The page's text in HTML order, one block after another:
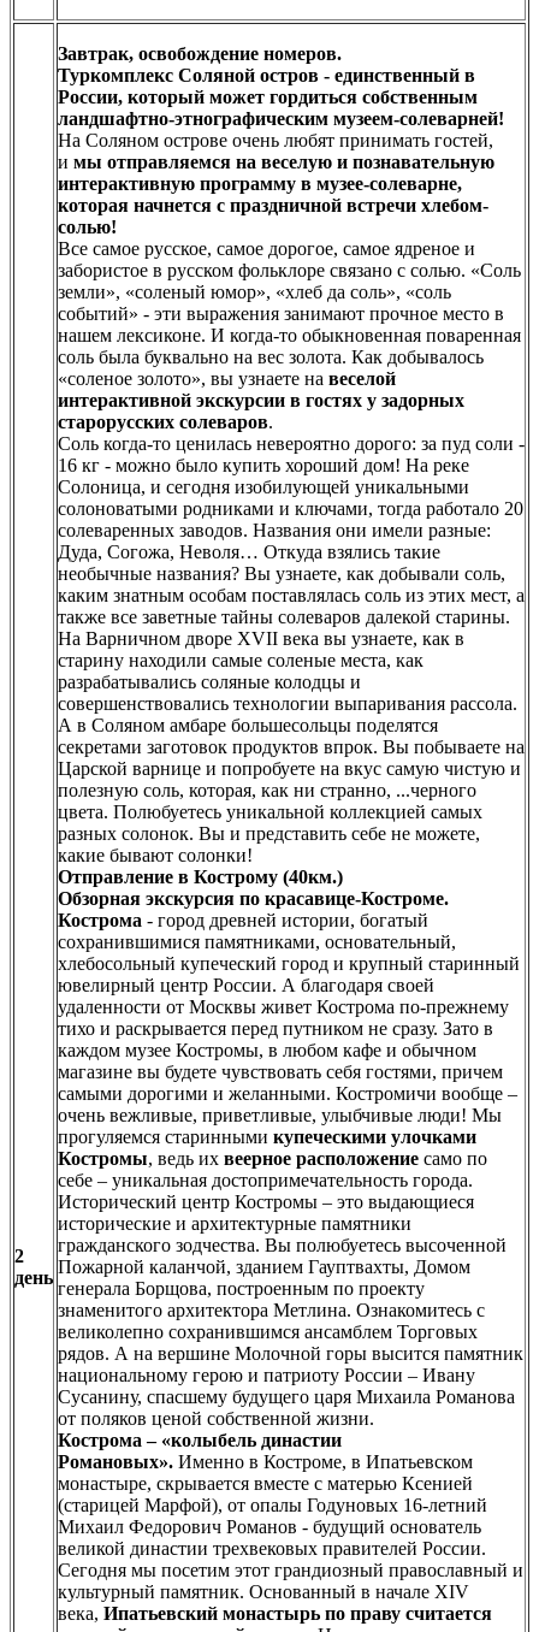
2
день
Завтрак, освобождение номеров.
Туркомплекс Соляной остров - единственный в
России, который может гордиться собственным
ландшафтно-этнографическим музеем-солеварней!
На Соляном острове очень любят принимать гостей,
и мы отправляемся на веселую и познавательную
интерактивную программу в музее-солеварне,
которая начнется с праздничной встречи хлебом-
солью!
Все самое русское, самое дорогое, самое ядреное и
забористое в русском фольклоре связано с солью. «Соль
земли», «соленый юмор», «хлеб да соль», «соль
событий» - эти выражения занимают прочное место в
нашем лексиконе. И когда-то обыкновенная поваренная
соль была буквально на вес золота. Как добывалось
«соленое золото», вы узнаете на веселой
интерактивной экскурсии в гостях у задорных
старорусских солеваров.
Соль когда-то ценилась невероятно дорого: за пуд соли -
16 кг - можно было купить хороший дом! На реке
Солоница, и сегодня изобилующей уникальными
солоноватыми родниками и ключами, тогда работало 20
солеваренных заводов. Названия они имели разные:
Дуда, Согожа, Неволя… Откуда взялись такие
необычные названия? Вы узнаете, как добывали соль,
каким знатным особам поставлялась соль из этих мест, а
также все заветные тайны солеваров далекой старины.
На Варничном дворе XVII века вы узнаете, как в
старину находили самые соленые места, как
разрабатывались соляные колодцы и
совершенствовались технологии выпаривания рассола.
А в Соляном амбаре большесольцы поделятся
секретами заготовок продуктов впрок. Вы побываете на
Царской варнице и попробуете на вкус самую чистую и
полезную соль, которая, как ни странно, ...черного
цвета. Полюбуетесь уникальной коллекцией самых
разных солонок. Вы и представить себе не можете,
какие бывают солонки!
Отправление в Кострому (40км.)
Обзорная экскурсия по красавице-Костроме.
Кострома - город древней истории, богатый
сохранившимися памятниками, основательный,
хлебосольный купеческий город и крупный старинный
ювелирный центр России. А благодаря своей
удаленности от Москвы живет Кострома по-прежнему
тихо и раскрывается перед путником не сразу. Зато в
каждом музее Костромы, в любом кафе и обычном
магазине вы будете чувствовать себя гостями, причем
самыми дорогими и желанными. Костромичи вообще –
очень вежливые, приветливые, улыбчивые люди! Мы
прогуляемся старинными купеческими улочками
Костромы, ведь их веерное расположение само по
себе – уникальная достопримечательность города.
Исторический центр Костромы – это выдающиеся
исторические и архитектурные памятники
гражданского зодчества. Вы полюбуетесь высоченной
Пожарной каланчой, зданием Гауптвахты, Домом
генерала Борщова, построенным по проекту
знаменитого архитектора Метлина. Ознакомитесь с
великолепно сохранившимся ансамблем Торговых
рядов. А на вершине Молочной горы высится памятник
национальному герою и патриоту России – Ивану
Сусанину, спасшему будущего царя Михаила Романова
от поляков ценой собственной жизни.
Кострома – «колыбель династии
Романовых». Именно в Костроме, в Ипатьевском
монастыре, скрывается вместе с матерью Ксенией
(старицей Марфой), от опалы Годуновых 16-летний
Михаил Федорович Романов - будущий основатель
великой династии трехвековых правителей России.
Сегодня мы посетим этот грандиозный православный и
культурный памятник. Основанный в начале XIV
века, Ипатьевский монастырь по праву считается